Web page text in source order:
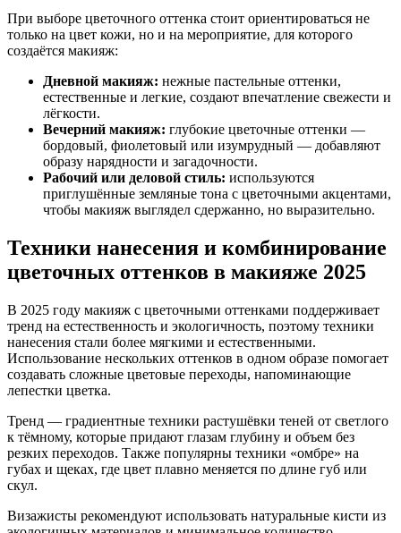
При выборе цветочного оттенка стоит ориентироваться не
только на цвет кожи, но и на мероприятие, для которого
создаётся макияж:
Дневной макияж: нежные пастельные оттенки,
естественные и легкие, создают впечатление свежести и
лёгкости.
Вечерний макияж: глубокие цветочные оттенки —
бордовый, фиолетовый или изумрудный — добавляют
образу нарядности и загадочности.
Рабочий или деловой стиль: используются
приглушённые земляные тона с цветочными акцентами,
чтобы макияж выглядел сдержанно, но выразительно.
Техники нанесения и комбинирование
цветочных оттенков в макияже 2025
В 2025 году макияж с цветочными оттенками поддерживает
тренд на естественность и экологичность, поэтому техники
нанесения стали более мягкими и естественными.
Использование нескольких оттенков в одном образе помогает
создавать сложные цветовые переходы, напоминающие
лепестки цветка.
Тренд — градиентные техники растушёвки теней от светлого
к тёмному, которые придают глазам глубину и объем без
резких переходов. Также популярны техники «омбре» на
губах и щеках, где цвет плавно меняется по длине губ или
скул.
Визажисты рекомендуют использовать натуральные кисти из